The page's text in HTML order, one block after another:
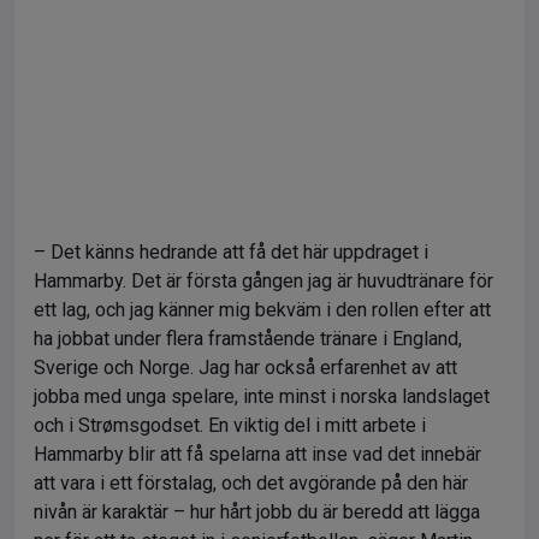
– Det känns hedrande att få det här uppdraget i
Hammarby. Det är första gången jag är huvudtränare för
ett lag, och jag känner mig bekväm i den rollen efter att
ha jobbat under flera framstående tränare i England,
Sverige och Norge. Jag har också erfarenhet av att
jobba med unga spelare, inte minst i norska landslaget
och i Strømsgodset. En viktig del i mitt arbete i
Hammarby blir att få spelarna att inse vad det innebär
att vara i ett förstalag, och det avgörande på den här
nivån är karaktär – hur hårt jobb du är beredd att lägga